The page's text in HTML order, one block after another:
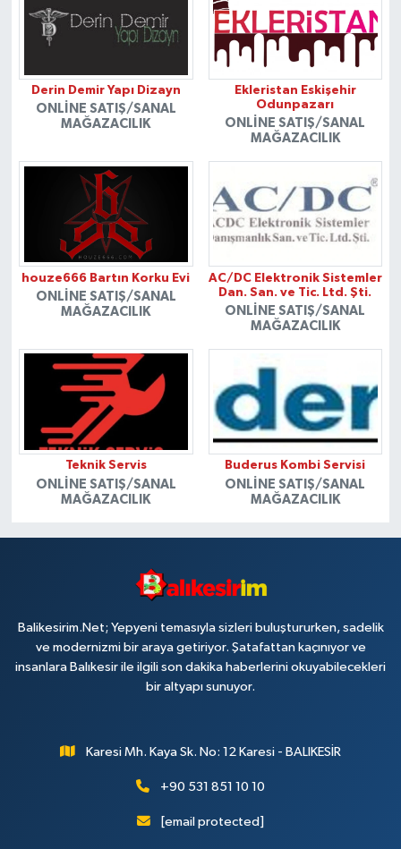
Derin Demir Yapı Dizayn
ONLINE SATIŞ/SANAL
MAĞAZACILIK
Ekleristan Eskişehir
Odunpazarı
ONLINE SATIŞ/SANAL
MAĞAZACILIK
houze666 Bartın Korku Evi
ONLINE SATIŞ/SANAL
MAĞAZACILIK
AC/DC Elektronik Sistemler
Dan. San. ve Tic. Ltd. Şti.
ONLINE SATIŞ/SANAL
MAĞAZACILIK
Teknik Servis
ONLINE SATIŞ/SANAL
MAĞAZACILIK
Buderus Kombi Servisi
ONLINE SATIŞ/SANAL
MAĞAZACILIK
Balikesirim.Net; Yepyeni temasıyla sizleri buluştururken, sadelik
ve modernizmi bir araya getiriyor. Şatafattan kaçınıyor ve
insanlara Balıkesir ile ilgili son dakika haberlerini okuyabilecekleri
bir altyapı sunuyor.
Karesi Mh. Kaya Sk. No: 12 Karesi - BALIKESİR
+90 531 851 10 10
[email protected]